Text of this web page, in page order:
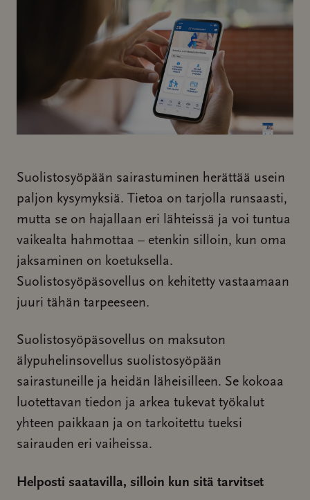
Suolistosyöpään sairastuminen herättää usein
paljon kysymyksiä. Tietoa on tarjolla runsaasti,
mutta se on hajallaan eri lähteissä ja voi tuntua
vaikealta hahmottaa – etenkin silloin, kun oma
jaksaminen on koetuksella.
Suolistosyöpäsovellus on kehitetty vastaamaan
juuri tähän tarpeeseen.
Suolistosyöpäsovellus on maksuton
älypuhelinsovellus suolistosyöpään
sairastuneille ja heidän läheisilleen. Se kokoaa
luotettavan tiedon ja arkea tukevat työkalut
yhteen paikkaan ja on tarkoitettu tueksi
sairauden eri vaiheissa.
Helposti saatavilla, silloin kun sitä tarvitset